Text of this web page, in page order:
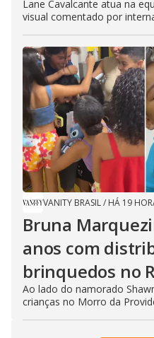
Lane Cavalcante atua na
visual comentado por
VANITY BRASIL/ HÁ 19
Bruna
anos com
brinquedos no
Ao lado do namorado
crianças no Morro da